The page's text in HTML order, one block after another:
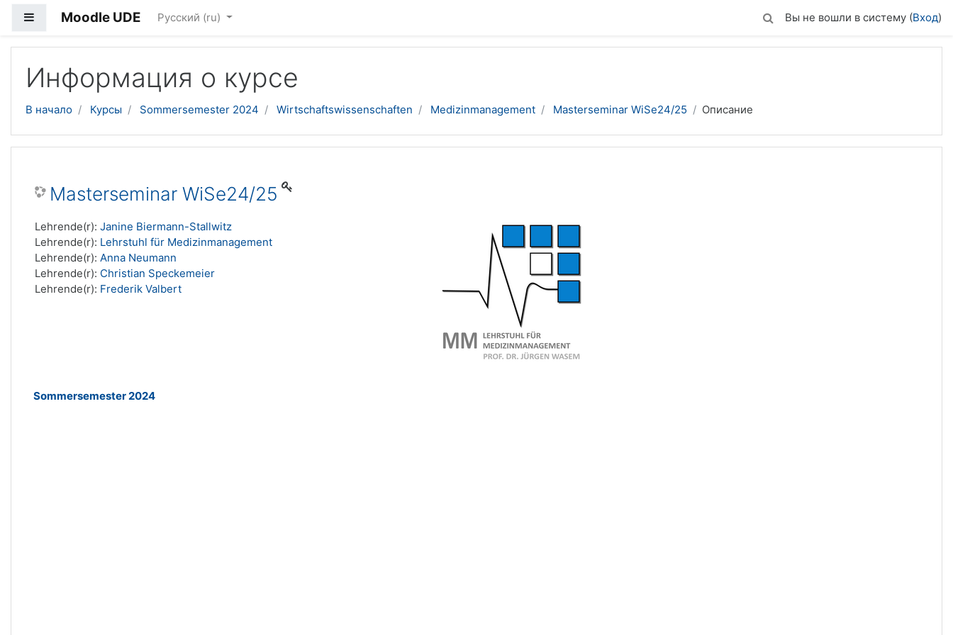
Боковая панель
Moodle UDE Русский ‎(ru)‎ Вы не вошли в систему (Вход)
Информация о курсе
В начало Курсы Sommersemester 2024 Wirtschaftswissenschaften Medizinmanagement Masterseminar WiSe24/25 Описание
Masterseminar WiSe24/25
Lehrende(r): Janine Biermann-Stallwitz
Lehrende(r): Lehrstuhl für Medizinmanagement
Lehrende(r): Anna Neumann
Lehrende(r): Christian Speckemeier
Lehrende(r): Frederik Valbert
Sommersemester 2024